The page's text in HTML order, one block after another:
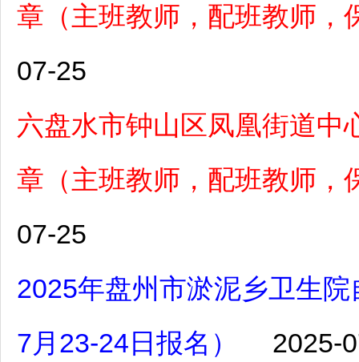
章（主班教师，配班教师，
07-25
六盘水市钟山区凤凰街道中
章（主班教师，配班教师，
07-25
2025年盘州市淤泥乡卫生
7月23-24日报名）
2025-